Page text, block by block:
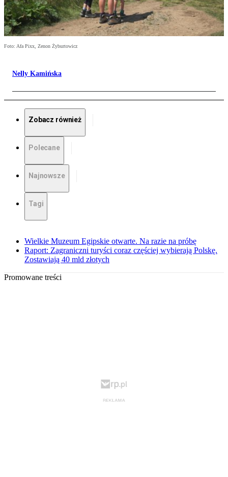
Foto: Afa Pixx, Zenon Żyburtowicz
Nelly Kamińska
Zobacz również
Polecane
Najnowsze
Tagi
Wielkie Muzeum Egipskie otwarte. Na razie na próbę
Raport: Zagraniczni turyści coraz częściej wybierają Polskę.
Zostawiają 40 mld złotych
Promowane treści